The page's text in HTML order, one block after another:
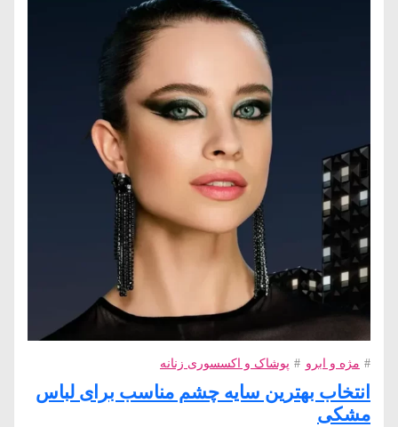
# مژه و ابرو # پوشاک و اکسسوری زنانه
انتخاب بهترین سایه چشم مناسب برای لباس
مشکی